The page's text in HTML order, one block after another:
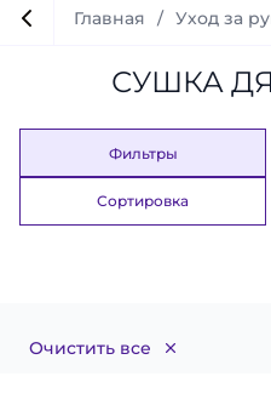
Главная Уход за
СУШКА
Фильтры
Сортировка
Очистить все